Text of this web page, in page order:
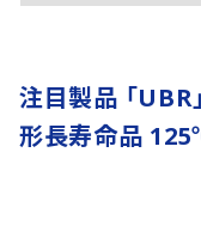
注目製品 「
形長寿命品